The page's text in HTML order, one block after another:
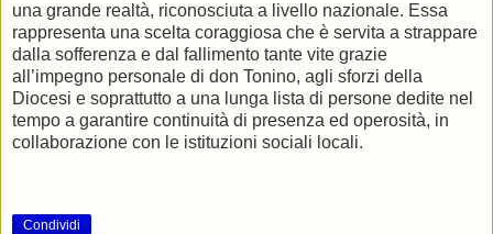
una grande realtà, riconosciuta a livello nazionale. Essa
rappresenta una scelta coraggiosa che è servita a strappare
dalla sofferenza e dal fallimento tante vite grazie
all’impegno personale di don Tonino, agli sforzi della
Diocesi e soprattutto a una lunga lista di persone dedite nel
tempo a garantire continuità di presenza ed operosità, in
collaborazione con le istituzioni sociali locali.
Condividi